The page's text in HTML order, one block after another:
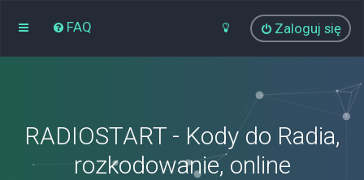
FAQ Zaloguj się
RADIOSTART - Kody do Radia,
rozkodowanie, online